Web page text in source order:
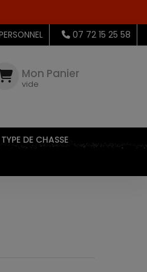
07 72 15 25 58
Mon Panier
vide
TYPE DE CHASSE